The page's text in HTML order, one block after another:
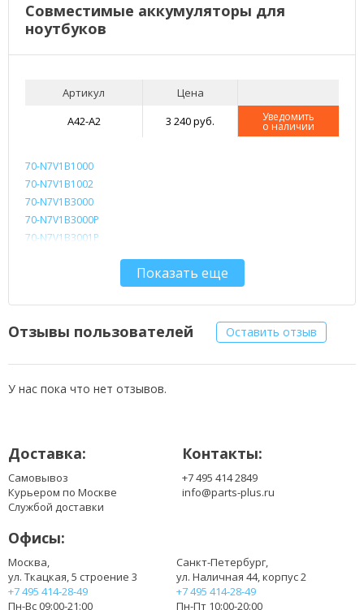
Совместимые аккумуляторы для
ноутбуков
Артикул
Цена
A42-A2
3 240 руб. Уведомить
о наличии
70-N7V1B1000
70-N7V1B1002
70-N7V1B3000
70-N7V1B3000P
70-N7V1B3001P
BPA2X
Показать еще
Отзывы пользователей Оставить отзыв
У нас пока что нет отзывов.
Доставка:
Самовывоз
Курьером по Москве
Службой доставки
Контакты:
+7 495 414 2849
info@parts-plus.ru
Офисы:
Москва,
ул. Ткацкая, 5 строение 3
+7 495 414-28-49
Пн-Вс 09:00-21:00
Санкт-Петербург,
ул. Наличная 44, корпус 2
+7 495 414-28-49
Пн-Пт 10:00-20:00